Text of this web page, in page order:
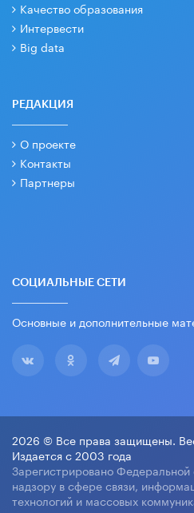
Качество образования
Интервести
Big data
РЕДАКЦИЯ
О проекте
Контакты
Партнеры
СОЦИАЛЬНЫЕ СЕТИ
Основные и дополнительные
2026 © Все права защищены.
Издается с 2003 года
Зарегистрировано
надзору в сфере связи,
технологий и массовых